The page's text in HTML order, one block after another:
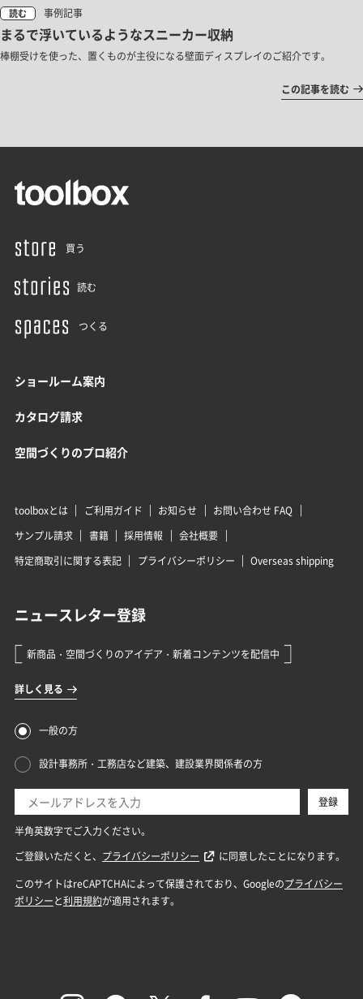
読む 事例記事
まるで浮いているようなスニーカー収納
棒棚受けを使った、置くものが主役になる壁面ディスプレイのご紹介です。
この記事を読む
買う
読む
つくる
ショールーム案内
カタログ請求
空間づくりのプロ紹介
toolboxとは ご利用ガイド お知らせ
お問い合わせ FAQ
サンプル請求
書籍 採用情報
会社概要
特定商取引に関する表記
プライバシーポリシー Overseas shipping